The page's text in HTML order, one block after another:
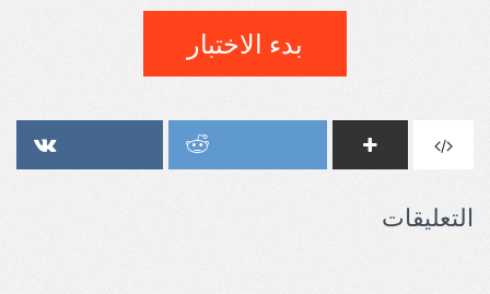
بدء الاختبار
التعليقات